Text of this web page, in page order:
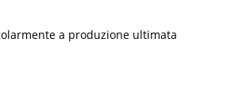
a produzione ultimata